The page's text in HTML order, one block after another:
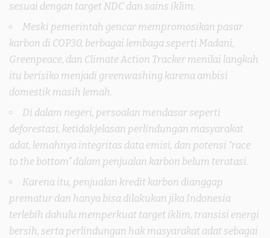
sesuai dengan target NDC dan sains iklim.
Meski pemerintah gencar mempromosikan pasar
karbon di COP30, berbagai lembaga seperti Madani,
Greenpeace, dan Climate Action Tracker menilai langkah
itu berisiko menjadi greenwashing karena ambisi
domestik masih lemah.
Di dalam negeri, persoalan mendasar seperti
deforestasi, ketidakjelasan perlindungan masyarakat
adat, lemahnya integritas data emisi, dan potensi “race
to the bottom” dalam penjualan karbon belum teratasi.
Karena itu, penjualan kredit karbon dianggap
prematur dan hanya bisa dilakukan jika Indonesia
terlebih dahulu memperkuat target iklim, transisi energi
bersih, serta perlindungan hak masyarakat adat sebagai